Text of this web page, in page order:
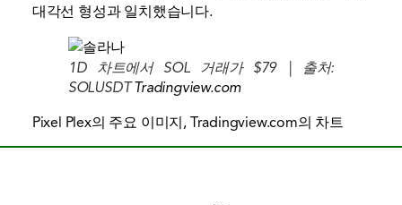
대각선 형성과 일치했습니다.
1D 차트에서 SOL 거래가 $79 | 출처:
SOLUSDTTradingview.com
Pixel Plex의 주요 이미지, Tradingview.com의 차트